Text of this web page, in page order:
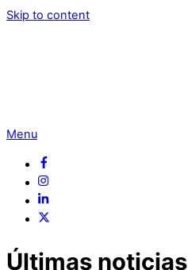
Skip to content
Menu
Últimas noticias